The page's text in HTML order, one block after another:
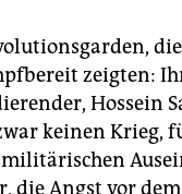
die
zeigten:
Hossein
keinen Krieg,
die Angst vor